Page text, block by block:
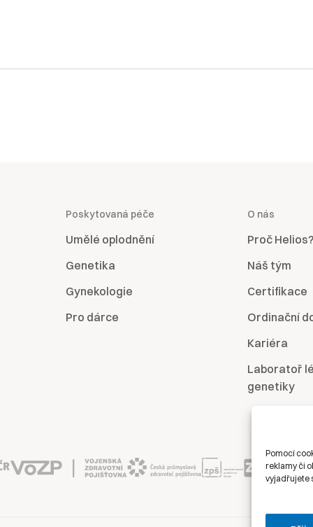
Pomocí
reklamy či
vyjadřujete
Poskytovaná péče
Umělé oplodnění
Genetika
Gynekologie
Pro dárce
O nás
Proč Helios?
Náš tým
Certifikace
Ordinační
Kariéra
Laboratoř
genetiky